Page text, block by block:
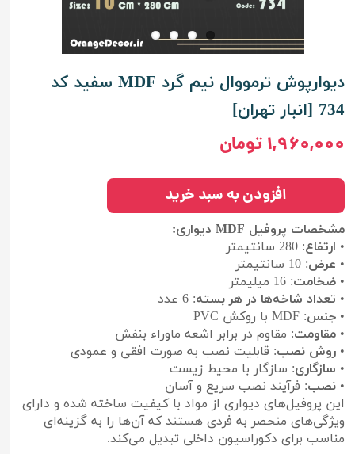
دیوارپوش ترمووال نیم گرد MDF سفید کد
734 [انبار تهران]
۱,۹۶۰,۰۰۰ تومان
مشخصات پروفیل MDF دیواری:
• ارتفاع: 280 سانتیمتر
• عرض: 10 سانتیمتر
• ضخامت: 16 میلیمتر
• تعداد شاخه‌ها در هر بسته: 6 عدد
• جنس: MDF با روکش PVC
• مقاومت: مقاوم در برابر اشعه ماوراء بنفش
• روش نصب: قابلیت نصب به صورت افقی و عمودی
• سازگاری: سازگار با محیط زیست
• نصب: فرآیند نصب سریع و آسان
این پروفیل‌های دیواری از مواد با کیفیت ساخته شده و دارای
ویژگی‌های منحصر به فردی هستند که آن‌ها را به گزینه‌ای
مناسب برای دکوراسیون داخلی تبدیل می‌کند.
افزودن به سبد خرید